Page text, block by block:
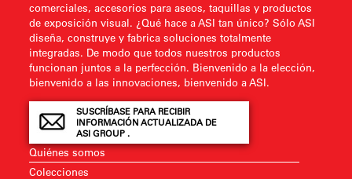
comerciales, accesorios para aseos, taquillas y productos
de exposición visual. ¿Qué hace a ASI tan único? Sólo ASI
diseña, construye y fabrica soluciones totalmente
integradas. De modo que todos nuestros productos
funcionan juntos a la perfección. Bienvenido a la elección,
bienvenido a las innovaciones, bienvenido a ASI.
SUSCRÍBASE PARA RECIBIR
INFORMACIÓN ACTUALIZADA DE
ASI GROUP .
Quiénes somos
Colecciones